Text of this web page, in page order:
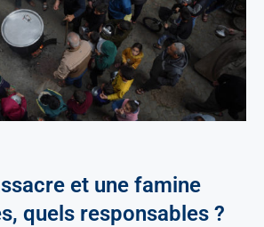
et une famine
quels responsables ?